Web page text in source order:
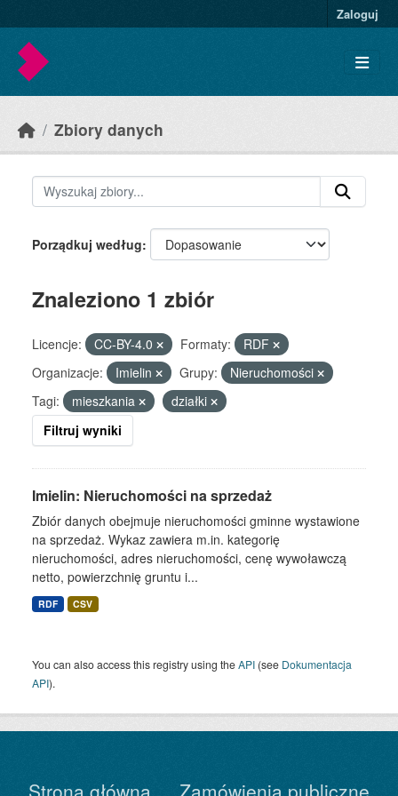
Zaloguj
Zbiory danych
Porządkuj według
Znaleziono 1 zbiór
Licencje: CC-BY-4.0 Formaty:
RDF
Organizacje:
Imielin Grupy:
Nieruchomości
Tagi:
mieszkania
działki
Filtruj wyniki
Imielin: Nieruchomości na sprzedaż
Zbiór danych obejmuje nieruchomości gminne wystawione
na sprzedaż. Wykaz zawiera m.in. kategorię
nieruchomości, adres nieruchomości, cenę wywoławczą
netto, powierzchnię gruntu i...
RDF CSV
You can also access this registry using theAPI (see Dokumentacja
API).
Strona główna Zamówienia publiczne